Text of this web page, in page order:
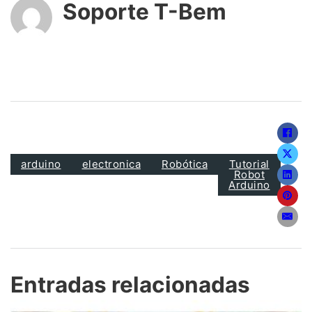
e
r
t
Soporte T-Bem
arduino electronica Robótica Tutorial
Robot
Arduino
Entradas relacionadas